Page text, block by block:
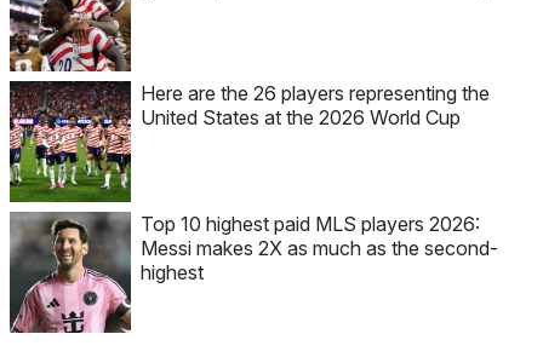
Here are the 26 players representing the
United States at the 2026 World Cup
Top 10 highest paid MLS players 2026:
Messi makes 2X as much as the second-
highest